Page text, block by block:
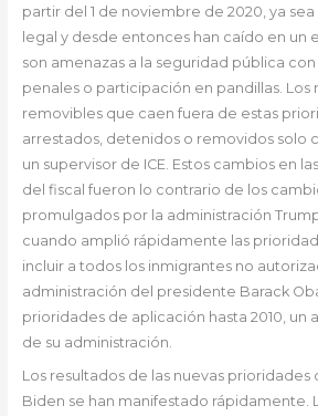
partir del 1 de noviembre de 2020, ya
legal y desde entonces han caído en un
son amenazas a la seguridad pública
penales o participación en pandillas. Los
removibles que caen fuera de estas
arrestados, detenidos o removidos solo
un supervisor de ICE. Estos cambios en
del fiscal fueron lo contrario de los
promulgados por la administración
cuando amplió rápidamente las
incluir a todos los inmigrantes no
administración del presidente Barack
prioridades de aplicación hasta 2010, un
de su administración.
Los resultados de las nuevas
Biden se han manifestado rápidamente.